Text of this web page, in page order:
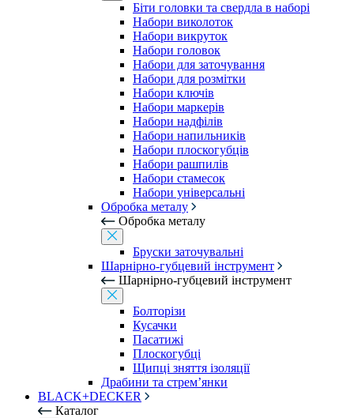
Біти головки та свердла в наборі
Набори виколоток
Набори викруток
Набори головок
Набори для заточування
Набори для розмітки
Набори ключів
Набори маркерів
Набори надфілів
Набори напильників
Набори плоскогубців
Набори рашпилів
Набори стамесок
Набори універсальні
Обробка металу
Обробка металу
Бруски заточувальні
Шарнірно-губцевий інструмент
Шарнірно-губцевий інструмент
Болторізи
Кусачки
Пасатижі
Плоскогубці
Щипці зняття ізоляції
Драбини та стрем’янки
BLACK+DECKER
Каталог